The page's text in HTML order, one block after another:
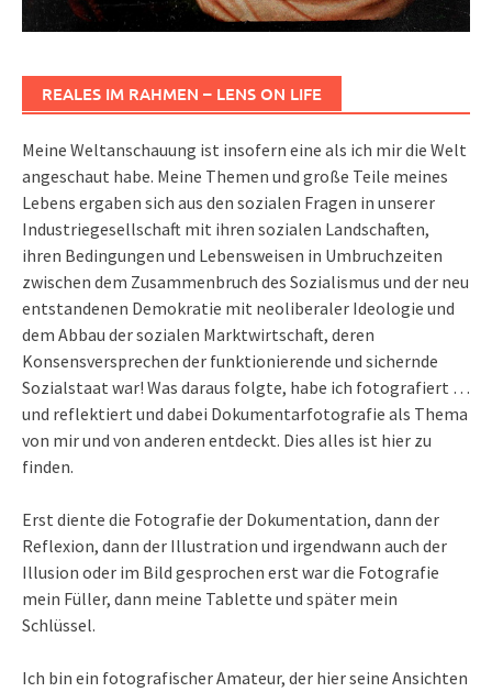
REALES IM RAHMEN – LENS ON LIFE
Meine Weltanschauung ist insofern eine als ich mir die Welt
angeschaut habe. Meine Themen und große Teile meines
Lebens ergaben sich aus den sozialen Fragen in unserer
Industriegesellschaft mit ihren sozialen Landschaften,
ihren Bedingungen und Lebensweisen in Umbruchzeiten
zwischen dem Zusammenbruch des Sozialismus und der neu
entstandenen Demokratie mit neoliberaler Ideologie und
dem Abbau der sozialen Marktwirtschaft, deren
Konsensversprechen der funktionierende und sichernde
Sozialstaat war! Was daraus folgte, habe ich fotografiert …
und reflektiert und dabei Dokumentarfotografie als Thema
von mir und von anderen entdeckt. Dies alles ist hier zu
finden.
Erst diente die Fotografie der Dokumentation, dann der
Reflexion, dann der Illustration und irgendwann auch der
Illusion oder im Bild gesprochen erst war die Fotografie
mein Füller, dann meine Tablette und später mein
Schlüssel.
Ich bin ein fotografischer Amateur, der hier seine Ansichten